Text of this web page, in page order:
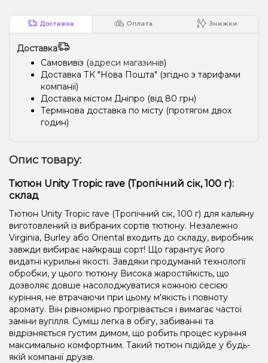
Доставка Оплата Знижки
Доставка
Самовивіз (адреси магазинів)
Доставка ТК "Нова Пошта" (згідно з тарифами
компанії)
Доставка містом Дніпро (від 80 грн)
Термінова доставка по місту (протягом двох
годин)
Опис товару:
Тютюн Unity Tropic rave (Тропічний сік, 100 г):
склад
Тютюн Unity Tropic rave (Тропічний сік, 100 г) для кальяну
виготовлений із вибраних сортів тютюну. Незалежно
Virginia, Burley або Oriental входить до складу, виробник
завжди вибирає найкращі сорт! Що гарантує його
видатні курильні якості. Завдяки продуманій технології
обробки, у цього тютюну Висока жаростійкість, що
дозволяє довше насолоджуватися кожною сесією
куріння, не втрачаючи при цьому м'якість і повноту
аромату. Він рівномірно прогрівається і вимагає частої
заміни вугілля. Суміш легка в обігу, забиванні та
відрізняється густим димом, що робить процес куріння
максимально комфортним. Такий тютюн підійде у будь-
якій компанії друзів.